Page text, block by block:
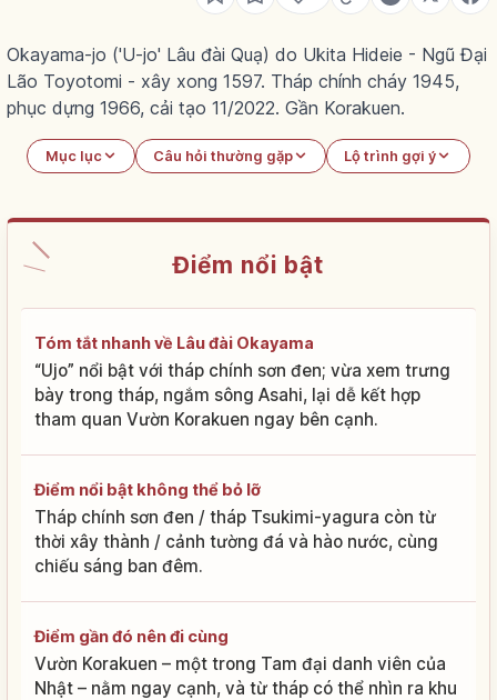
Okayama-jo ('U-jo' Lâu đài Quạ) do Ukita Hideie - Ngũ Đại
Lão Toyotomi - xây xong 1597. Tháp chính cháy 1945,
phục dựng 1966, cải tạo 11/2022. Gần Korakuen.
Mục lục Câu hỏi thường gặp Lộ trình gợi ý
Điểm nổi bật
Tóm tắt nhanh về Lâu đài Okayama
“Ujo” nổi bật với tháp chính sơn đen; vừa xem trưng
bày trong tháp, ngắm sông Asahi, lại dễ kết hợp
tham quan Vườn Korakuen ngay bên cạnh.
Điểm nổi bật không thể bỏ lỡ
Tháp chính sơn đen / tháp Tsukimi-yagura còn từ
thời xây thành / cảnh tường đá và hào nước, cùng
chiếu sáng ban đêm.
Điểm gần đó nên đi cùng
Vườn Korakuen – một trong Tam đại danh viên của
Nhật – nằm ngay cạnh, và từ tháp có thể nhìn ra khu